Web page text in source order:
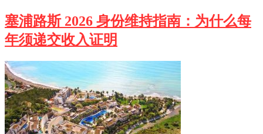
塞浦路斯 2026 身份维持指南：为什么每
年须递交收入证明